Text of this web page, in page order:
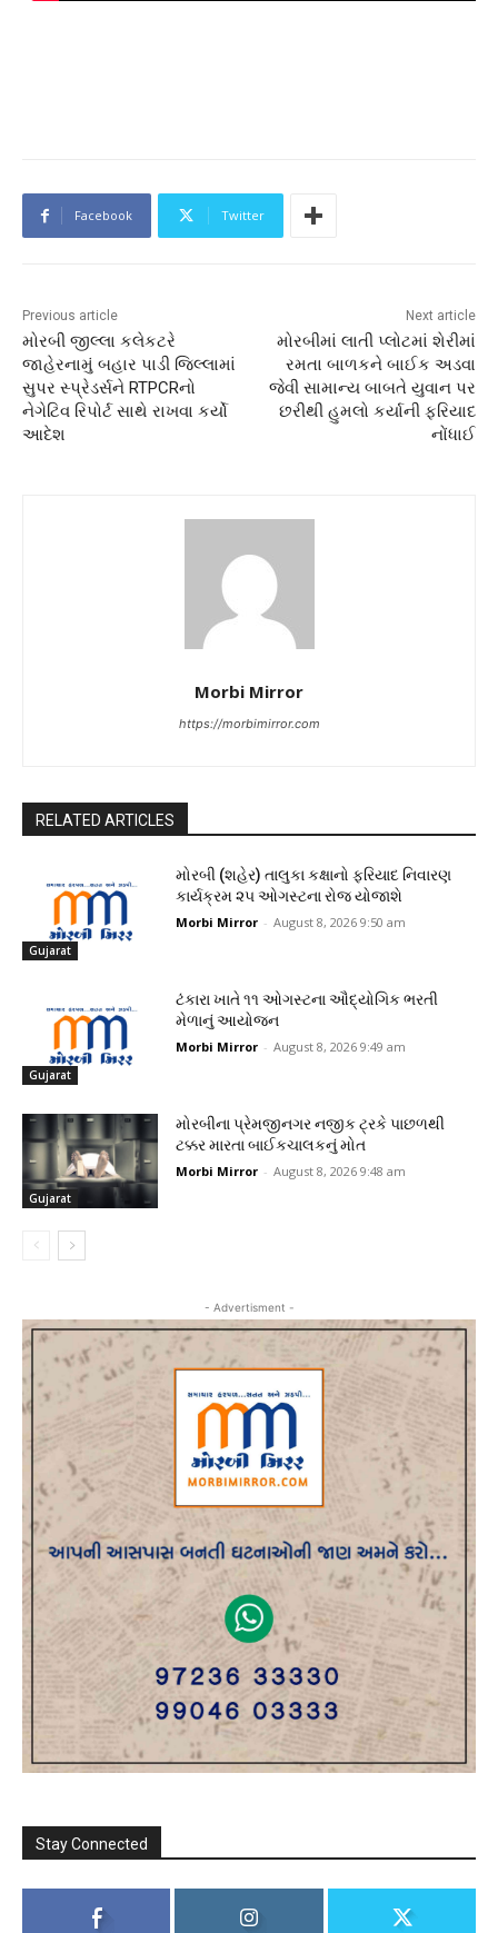
Facebook Twitter
Previous article
મોરબી જીલ્લા કલેકટરે
જાહેરનામું બહાર પાડી જિલ્લામાં
સુપર સ્પ્રેડર્સને RTPCRનો
નેગેટિવ રિપોર્ટ સાથે રાખવા કર્યો
આદેશ
Next article
મોરબીમાં લાતી પ્લોટમાં શેરીમાં
રમતા બાળકને બાઈક અડવા
જેવી સામાન્ય બાબતે યુવાન પર
છરીથી હુમલો કર્યાની ફરિયાદ
નોંધાઈ
Morbi Mirror
https://morbimirror.com
RELATED ARTICLES
Gujarat
મોરબી (શહેર) તાલુકા કક્ષાનો ફરિયાદ નિવારણ
કાર્યક્રમ ૨૫ ઓગસ્ટના રોજ યોજાશે
Morbi Mirror - August 8, 2026 9:50 am
Gujarat
ટંકારા ખાતે ૧૧ ઓગસ્ટના ઔદ્યોગિક ભરતી
મેળાનું આયોજન
Morbi Mirror - August 8, 2026 9:49 am
Gujarat
મોરબીના પ્રેમજીનગર નજીક ટ્રકે પાછળથી
ટક્કર મારતા બાઈકચાલકનું મોત
Morbi Mirror - August 8, 2026 9:48 am
- Advertisment -
Stay Connected